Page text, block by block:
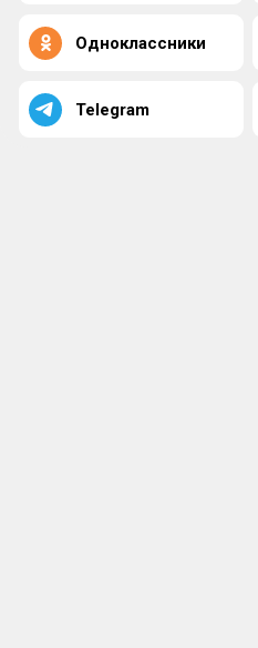
Одноклассники
Telegram